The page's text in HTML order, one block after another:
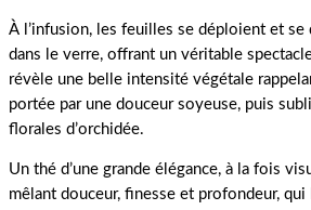
À l’infusion, les feuilles se déploient et
dans le verre, offrant un véritable
révèle une belle intensité végétale
portée par une douceur soyeuse, puis
florales d’orchidée.
Un thé d’une grande élégance, à la fois
mêlant douceur, finesse et profondeur,